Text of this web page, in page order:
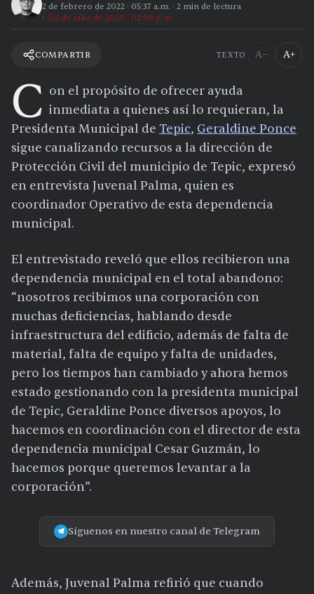
2 de febrero de 2022 · 05:37 a.m. · 2 min de lectura
2 de julio de 2026 · 02:09 p.m.
COMPARTIR TEXTO A− A+
C on el propósito de ofrecer ayuda
inmediata a quienes así lo requieran, la
Presidenta Municipal de Tepic, Geraldine Ponce
sigue canalizando recursos a la dirección de
Protección Civil del municipio de Tepic, expresó
en entrevista Juvenal Palma, quien es
coordinador Operativo de esta dependencia
municipal.
El entrevistado reveló que ellos recibieron una
dependencia municipal en el total abandono:
“nosotros recibimos una corporación con
muchas deficiencias, hablando desde
infraestructura del edificio, además de falta de
material, falta de equipo y falta de unidades,
pero los tiempos han cambiado y ahora hemos
estado gestionando con la presidenta municipal
de Tepic, Geraldine Ponce diversos apoyos, lo
hacemos en coordinación con el director de esta
dependencia municipal Cesar Guzmán, lo
hacemos porque queremos levantar a la
corporación”.
Síguenos en nuestro canal de Telegram
Además, Juvenal Palma refirió que cuando